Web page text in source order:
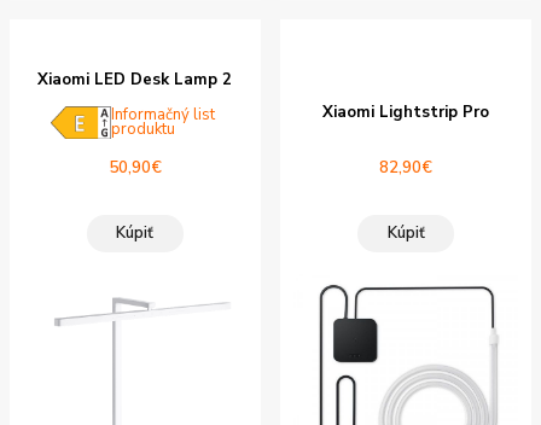
Xiaomi LED Desk Lamp 2
Informačný list
produktu
50,90€
Kúpiť
Xiaomi Lightstrip Pro
82,90€
Kúpiť